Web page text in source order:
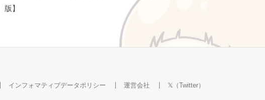
版】
インフォマティブデータポリシー 運営会社 𝕏（Twitter）